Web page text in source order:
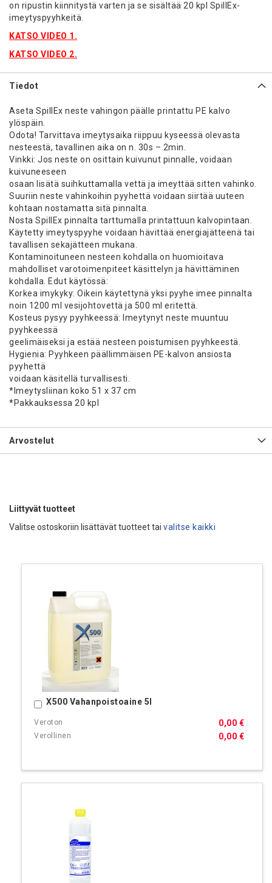
on ripustin kiinnitystä varten ja se sisältää 20 kpl SpillEx-
imeytyspyyhkeitä.
KATSO VIDEO 1.
KATSO VIDEO 2.
Tiedot
Aseta SpillEx neste vahingon päälle printattu PE kalvo
ylöspäin.
Odota! Tarvittava imeytysaika riippuu kyseessä olevasta
nesteestä, tavallinen aika on n. 30s – 2min.
Vinkki: Jos neste on osittain kuivunut pinnalle, voidaan
kuivuneeseen
osaan lisätä suihkuttamalla vettä ja imeyttää sitten vahinko.
Suuriin neste vahinkoihin pyyhettä voidaan siirtää uuteen
kohtaan nostamatta sitä pinnalta.
Nosta SpillEx pinnalta tarttumalla printattuun kalvopintaan.
Käytetty imeytyspyyhe voidaan hävittää energiajätteenä tai
tavallisen sekajätteen mukana.
Kontaminoituneen nesteen kohdalla on huomioitava
mahdolliset varotoimenpiteet käsittelyn ja hävittäminen
kohdalla. Edut käytössä:
Korkea imykyky: Oikein käytettynä yksi pyyhe imee pinnalta
noin 1200 ml vesijohtovettä ja 500 ml eritettä.
Kosteus pysyy pyyhkeessä: Imeytynyt neste muuntuu
pyyhkeessä
geelimäiseksi ja estää nesteen poistumisen pyyhkeestä.
Hygienia: Pyyhkeen päällimmäisen PE-kalvon ansiosta
pyyhettä
voidaan käsitellä turvallisesti.
*Imeytysliinan koko 51 x 37 cm
*Pakkauksessa 20 kpl
Arvostelut
Liittyvät tuotteet
Valitse ostoskoriin lisättävät tuotteet tai valitse kaikki
X500 Vahanpoistoaine 5l
0,00 €
0,00 €
Ostoskoriin